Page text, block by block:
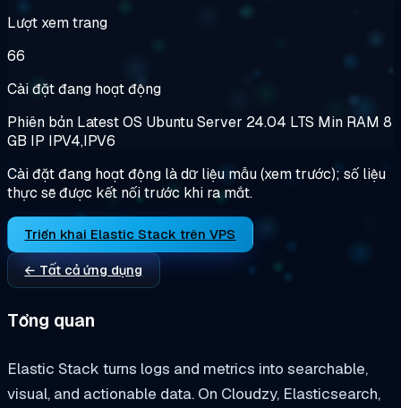
Lượt xem trang
66
Cài đặt đang hoạt động
Phiên bản LatestOS Ubuntu Server 24.04 LTS Min RAM 8
GB IP IPV4,IPV6
Cài đặt đang hoạt động là dữ liệu mẫu (xem trước); số liệu
thực sẽ được kết nối trước khi ra mắt.
Triển khai Elastic Stack trên VPS
← Tất cả ứng dụng
Tổng quan
Elastic Stack turns logs and metrics into searchable,
visual, and actionable data. On Cloudzy, Elasticsearch,